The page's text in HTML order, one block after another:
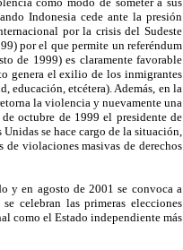
Indonesia cede ante la presión
por la crisis del Sudeste
por el que permite un referéndum
de 1999) es claramente favorable
genera el exilio de los inmigrantes
educación, etcétera). Además, en la
la violencia y nuevamente una
octubre de 1999 el presidente de
se hace cargo de la situación,
violaciones masivas de derechos
y en agosto de 2001 se convoca a
celebran las primeras elecciones
como el Estado independiente más